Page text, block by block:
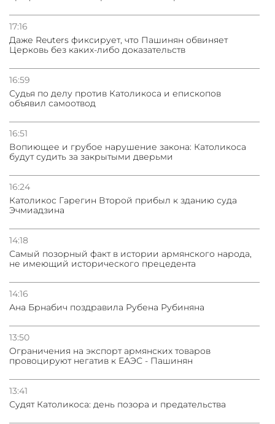
17:16
Даже Reuters фиксирует, что Пашинян обвиняет
Церковь без каких-либо доказательств
16:59
Судья по делу против Католикоса и епископов
объявил самоотвод
16:51
Вопиющее и грубое нарушение закона: Католикоса
будут судить за закрытыми дверьми
16:24
Католикос Гарегин Второй прибыл к зданию суда
Эчмиадзина
14:18
Самый позорный факт в истории армянского народа,
не имеющий исторического прецедента
14:16
Ана Брнабич поздравила Рубена Рубиняна
13:50
Oграничения на экспорт армянских товаров
провоцируют негатив к ЕАЭС - Пашинян
13:41
Судят Католикоса: день позора и предательства
31.07.2026
Сотрудничество и очереди – детали визита главы
погрануправления СНБ Армении в Тбилиси